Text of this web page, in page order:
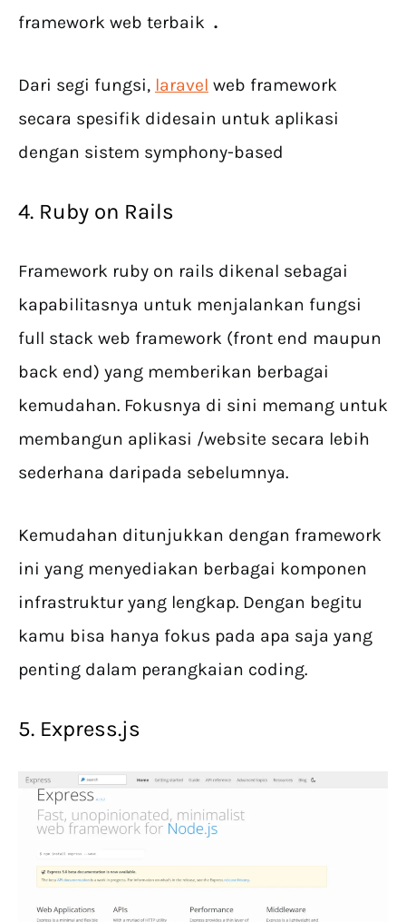
framework web terbaik .
Dari segi fungsi, laravel web framework
secara spesifik didesain untuk aplikasi
dengan sistem symphony-based
4. Ruby on Rails
Framework ruby on rails dikenal sebagai
kapabilitasnya untuk menjalankan fungsi
full stack web framework (front end maupun
back end) yang memberikan berbagai
kemudahan. Fokusnya di sini memang untuk
membangun aplikasi /website secara lebih
sederhana daripada sebelumnya.
Kemudahan ditunjukkan dengan framework
ini yang menyediakan berbagai komponen
infrastruktur yang lengkap. Dengan begitu
kamu bisa hanya fokus pada apa saja yang
penting dalam perangkaian coding.
5. Express.js